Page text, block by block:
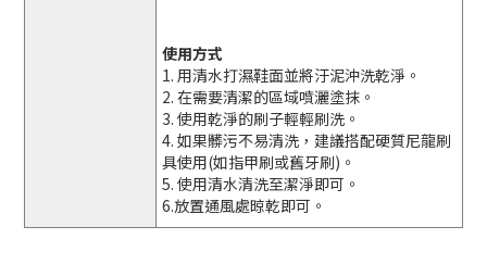
使用方式
1. 用清水打濕鞋面並將汙泥沖洗乾淨。
2. 在需要清潔的區域噴灑塗抹。
3. 使用乾淨的刷子輕輕刷洗。
4. 如果髒污不易清洗，建議搭配硬質尼龍刷
具使用(如指甲刷或舊牙刷)。
5. 使用清水清洗至潔淨即可。
6.放置通風處晾乾即可。